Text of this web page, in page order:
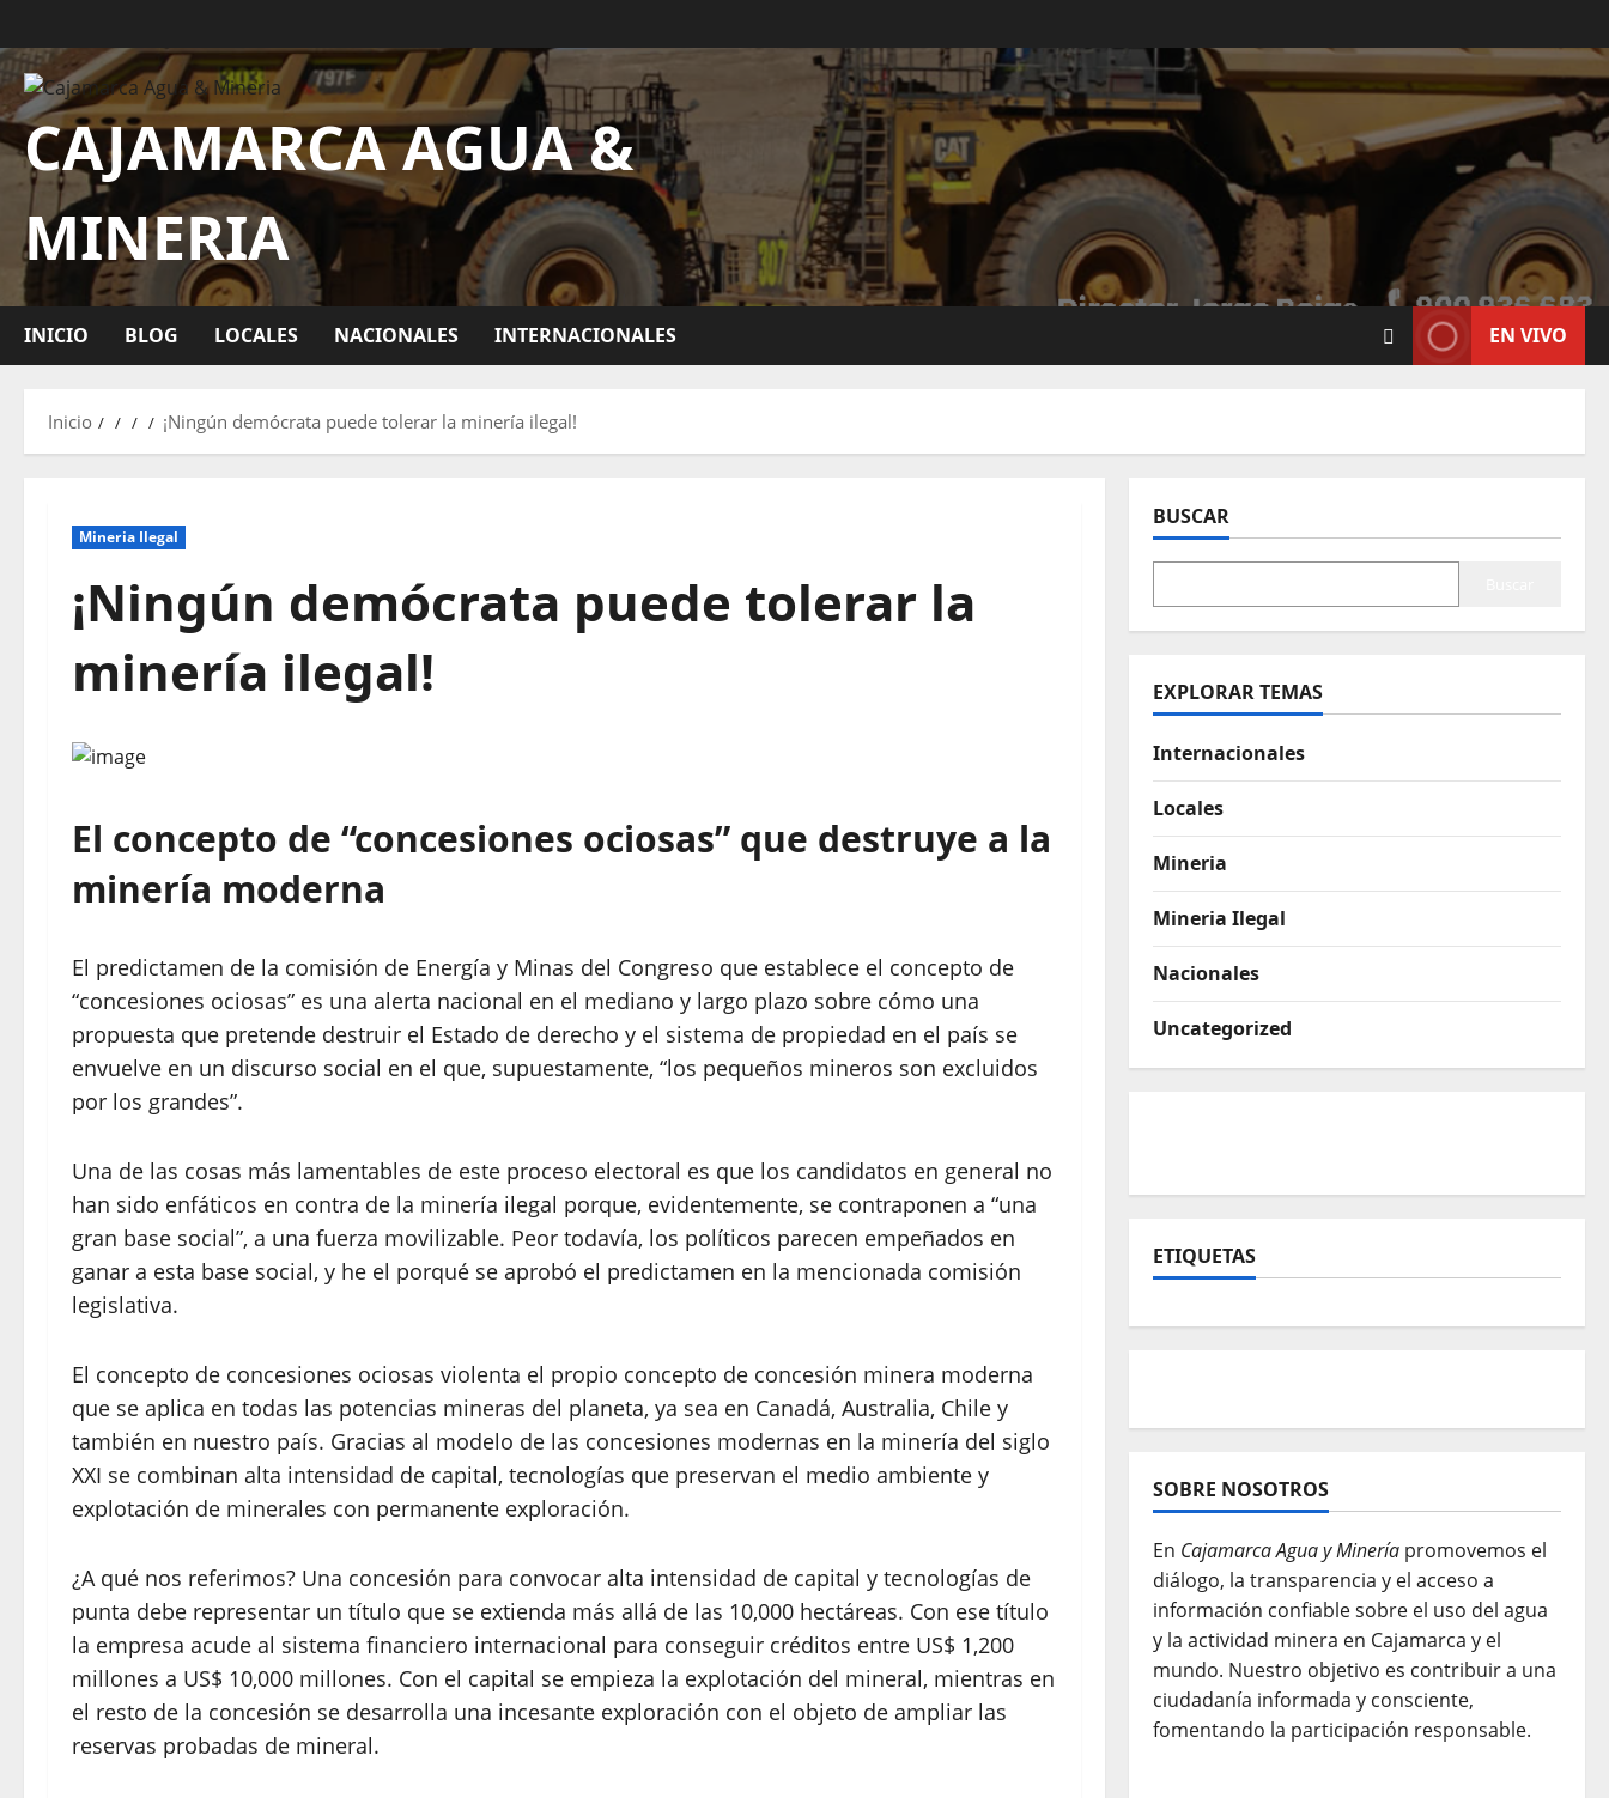
CAJAMARCA AGUA &
MINERIA
INICIO BLOG LOCALES NACIONALES INTERNACIONALES EN VIVO
Inicio ¡Ningún demócrata puede tolerar la minería ilegal!
Mineria Ilegal
¡Ningún demócrata puede tolerar la
minería ilegal!
El concepto de “concesiones ociosas” que destruye a la
minería moderna
El predictamen de la comisión de Energía y Minas del Congreso que establece el concepto de
“concesiones ociosas” es una alerta nacional en el mediano y largo plazo sobre cómo una
propuesta que pretende destruir el Estado de derecho y el sistema de propiedad en el país se
envuelve en un discurso social en el que, supuestamente, “los pequeños mineros son excluidos
por los grandes”.
Una de las cosas más lamentables de este proceso electoral es que los candidatos en general no
han sido enfáticos en contra de la minería ilegal porque, evidentemente, se contraponen a “una
gran base social”, a una fuerza movilizable. Peor todavía, los políticos parecen empeñados en
ganar a esta base social, y he el porqué se aprobó el predictamen en la mencionada comisión
legislativa.
El concepto de concesiones ociosas violenta el propio concepto de concesión minera moderna
que se aplica en todas las potencias mineras del planeta, ya sea en Canadá, Australia, Chile y
también en nuestro país. Gracias al modelo de las concesiones modernas en la minería del siglo
XXI se combinan alta intensidad de capital, tecnologías que preservan el medio ambiente y
explotación de minerales con permanente exploración.
¿A qué nos referimos? Una concesión para convocar alta intensidad de capital y tecnologías de
punta debe representar un título que se extienda más allá de las 10,000 hectáreas. Con ese título
la empresa acude al sistema financiero internacional para conseguir créditos entre US$ 1,200
millones a US$ 10,000 millones. Con el capital se empieza la explotación del mineral, mientras en
el resto de la concesión se desarrolla una incesante exploración con el objeto de ampliar las
reservas probadas de mineral.
BUSCAR
EXPLORAR TEMAS
Internacionales
Locales
Mineria
Mineria Ilegal
Nacionales
Uncategorized
ETIQUETAS
SOBRE NOSOTROS
En Cajamarca Agua y Mineríapromovemos el
diálogo, la transparencia y el acceso a
información confiable sobre el uso del agua
y la actividad minera en Cajamarca y el
mundo. Nuestro objetivo es contribuir a una
ciudadanía informada y consciente,
fomentando la participación responsable.